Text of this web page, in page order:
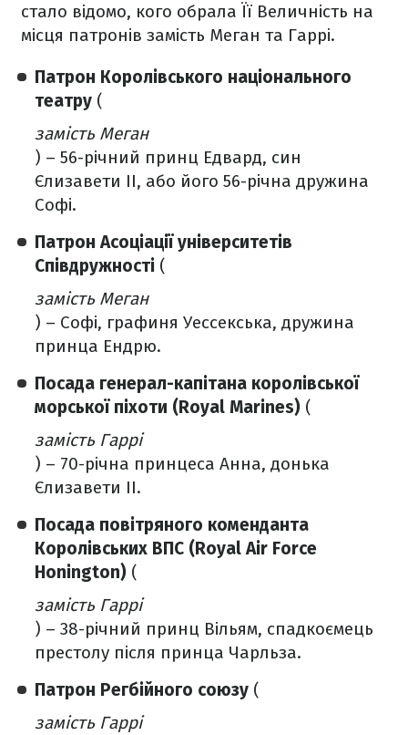
стало відомо, кого обрала Її Величність на
місця патронів замість Меган та Гаррі.
Патрон Королівського національного
театру (
замість Меган
) – 56-річний принц Едвард, син
Єлизавети II, або його 56-річна дружина
Софі.
Патрон Асоціації університетів
Співдружності (
замість Меган
) – Софі, графиня Уессекська, дружина
принца Ендрю.
Посада генерал-капітана королівської
морської піхоти (Royal Marines​​) (
замість Гаррі
) – 70-річна принцеса Анна, донька
Єлизавети II.
Посада повітряного коменданта
Королівських ВПС (Royal Air Force
Honington) (
замість Гаррі
) – 38-річний принц Вільям, спадкоємець
престолу після принца Чарльза.
Патрон Регбійного союзу (
замість Гаррі